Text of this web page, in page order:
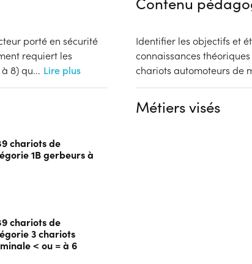
porté en sécurité
requiert les
8) qu... Lire plus
Identifier les objectifs et
connaissances
chariots automoteurs de
chariots de
1B gerbeurs à
chariots de
3 chariots
< ou = à 6
Métiers visés